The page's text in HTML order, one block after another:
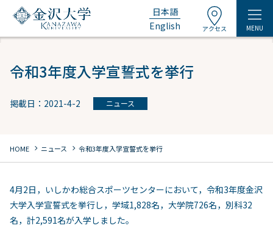
日本語
English
アクセス MENU
令和3年度入学宣誓式を挙行
掲載日：2021-4-2 ニュース
HOME chevron_right ニュース chevron_right 令和3年度入学宣誓式を挙行
4月2日，いしかわ総合スポーツセンターにおいて，令和3年度金沢
大学入学宣誓式を挙行し，学域1,828名，大学院726名，別科32
名，計2,591名が入学しました。